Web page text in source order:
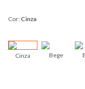
Cor: Cinza
Cinza Bege